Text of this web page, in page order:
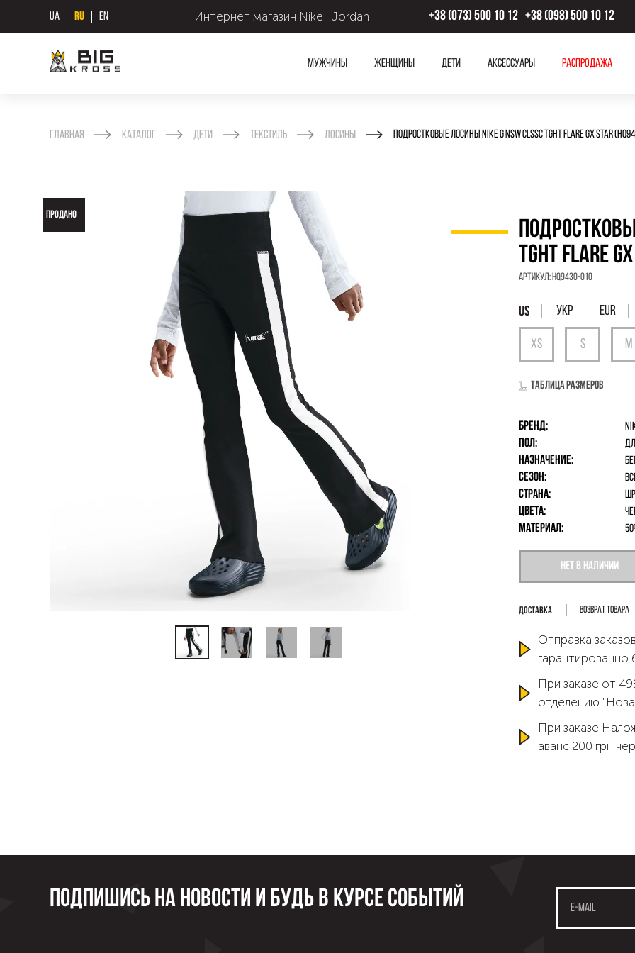
UA RU EN Интернет магазин Nike | Jordan +38 (073) 500 10 12 +38 (098) 500 10 12
Мужчины Женщины Дети Аксессуары Распродажа
Главная Каталог Дети Текстиль Лосины ПОДРОСТКОВЫЕ ЛОСИНЫ NIKE G NSW CLSSC TGHT FLARE GX STAR
ПРОДАНО
TGHT FLARE
Артикул:HQ9430-010
УКР EUR
Таблица размеров
Бренд:
Пол:
Назначение:
Сезон:
Страна:
Цвета:
Материал:
Нет в наличии
Возврат товара
Отправка
гарантированно
При заказе от
отделению
При заказе
аванс 200 грн
Подпишись на новости и будь в курсе событий